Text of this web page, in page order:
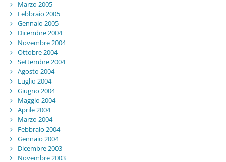
Marzo 2005
Febbraio 2005
Gennaio 2005
Dicembre 2004
Novembre 2004
Ottobre 2004
Settembre 2004
Agosto 2004
Luglio 2004
Giugno 2004
Maggio 2004
Aprile 2004
Marzo 2004
Febbraio 2004
Gennaio 2004
Dicembre 2003
Novembre 2003